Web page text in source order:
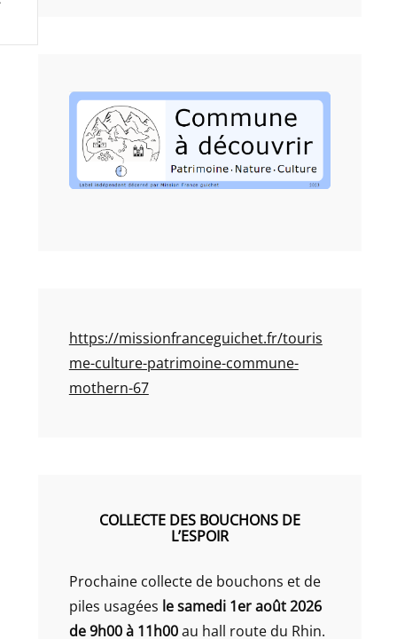
https://missionfranceguichet.fr/touris
me-culture-patrimoine-commune-
mothern-67
COLLECTE DES BOUCHONS DE
L’ESPOIR
Prochaine collecte de bouchons et de
piles usagées le samedi 1er août 2026
de 9h00 à 11h00au hall route du Rhin.